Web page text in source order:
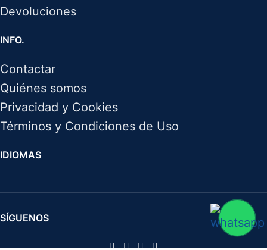
Devoluciones
INFO.
Contactar
Quiénes somos
Privacidad y Cookies
Términos y Condiciones de Uso
IDIOMAS
SÍGUENOS